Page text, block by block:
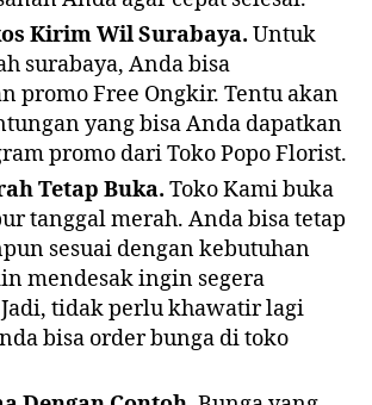
Kirim Wil Surabaya. Untuk
surabaya, Anda bisa
promo Free Ongkir. Tentu akan
yang bisa Anda dapatkan
promo dari Toko Popo Florist.
Tetap Buka. Toko Kami buka
tanggal merah. Anda bisa tetap
sesuai dengan kebutuhan
mendesak ingin segera
tidak perlu khawatir lagi
bisa order bunga di toko